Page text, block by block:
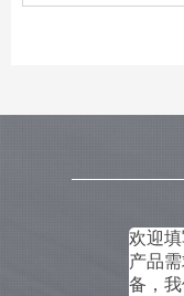
欢迎
产品
备，